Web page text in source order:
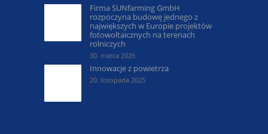
Firma SUNfarming GmbH
rozpoczyna budowę jednego z
największych w Europie projektów
fotowoltaicznych na terenach
rolniczych
30. marca 2026
Innowacje z powietrza
20. listopada 2025